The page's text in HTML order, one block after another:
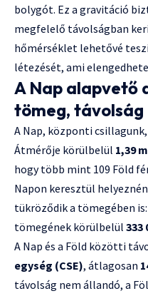
bolygót. Ez a gravitáció
megfelelő távolságban
hőmérséklet lehetővé
létezését, ami
A Nap alapvető
tömeg, távolság
A Nap, központi
Átmérője körülbelül 1,39
hogy több mint 109 Föld
Napon keresztül
tükröződik a tömegében
tömegének körülbelül 333
A Nap és a Föld közötti
egység (CSE), átlagosan
távolság nem állandó, a